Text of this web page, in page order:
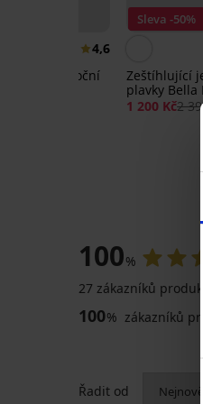
4,6
bavlněná noční
Sleva -50%
Zeštíhlující
plavky Bella
1 200 Kč2
župan
100%
27 zákazníků
100% zákazníků
Řadit od